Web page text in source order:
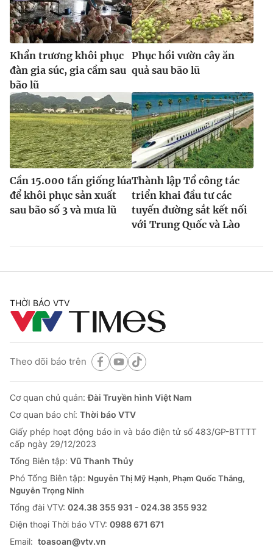
Khẩn trương khôi phục
đàn gia súc, gia cầm sau
bão lũ
Phục hồi vườn cây ăn
quả sau bão lũ
Cần 15.000 tấn giống lúa
để khôi phục sản xuất
sau bão số 3 và mưa lũ
Thành lập Tổ công tác
triển khai đầu tư các
tuyến đường sắt kết nối
với Trung Quốc và Lào
THỜI BÁO VTV
Theo dõi báo trên
Cơ quan chủ quản:Đài Truyền hình Việt Nam
Cơ quan báo chí: Thời báo VTV
Giấy phép hoạt động báo in và báo điện tử số 483/GP-BTTTT
cấp ngày 29/12/2023
Tổng Biên tập: Vũ Thanh Thủy
Phó Tổng Biên tập: Nguyễn Thị Mỹ Hạnh, Phạm Quốc Thắng,
Nguyễn Trọng Ninh
Tổng đài VTV: 024.38 355 931 - 024.38 355 932
Ðiện thoại Thời báo VTV: 0988 671 671
Email: toasoan@vtv.vn